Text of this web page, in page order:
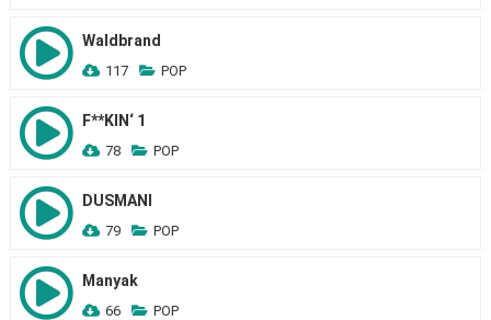
Waldbrand
117 POP
F**KIN‘ 1
78 POP
DUSMANI
79 POP
Manyak
66 POP